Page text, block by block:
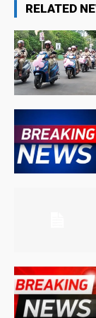
RELATED